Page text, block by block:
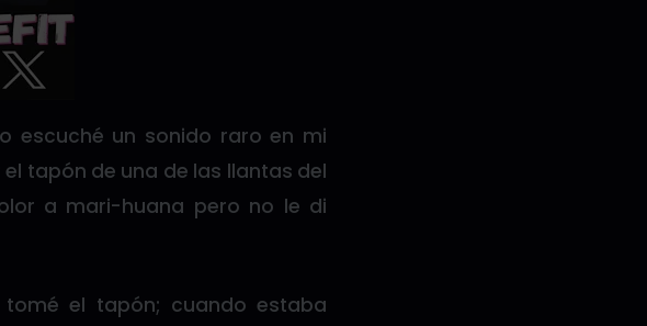
escuché un sonido raro en mi
tapón de una de las llantas del
a mari-huana pero no le di
el tapón; cuando estaba